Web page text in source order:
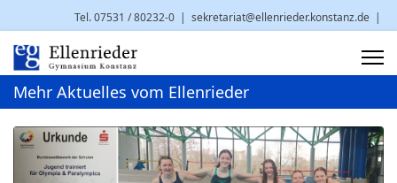
Tel. 07531 / 80232-0 | sekretariat@ellenrieder.konstanz.de |
Brauneggerstr. 29 | 78462 Konstanz
Mehr Aktuelles vom Ellenrieder